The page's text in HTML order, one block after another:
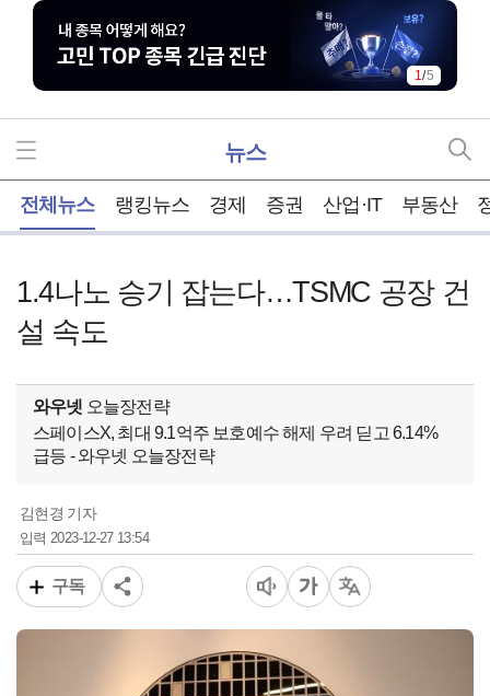
1/5
뉴스
전체뉴스 랭킹뉴스 경제 증권 산업·IT 부동산
1.4나노 승기 잡는다…TSMC 공장 건
설 속도
와우넷 오늘장전략
스페이스X, 최대 9.1억주 보호예수 해제 우려 딛고 6.14%
급등 - 와우넷 오늘장전략
김현경 기자
입력2023-12-27 13:54
구독